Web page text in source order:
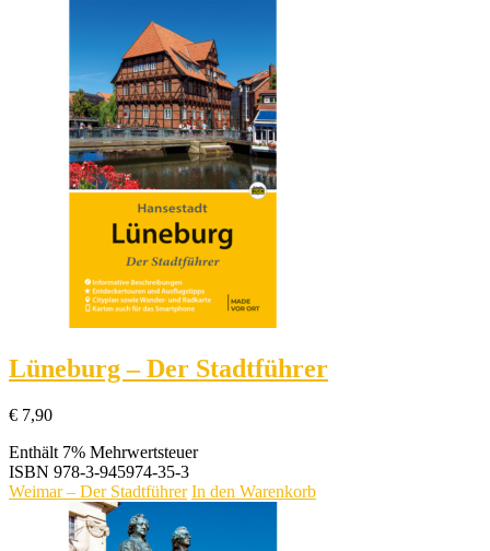
Lüneburg – Der Stadtführer
€ 7,90
Enthält 7% Mehrwertsteuer
ISBN 978-3-945974-35-3
Weimar – Der Stadtführer In den Warenkorb